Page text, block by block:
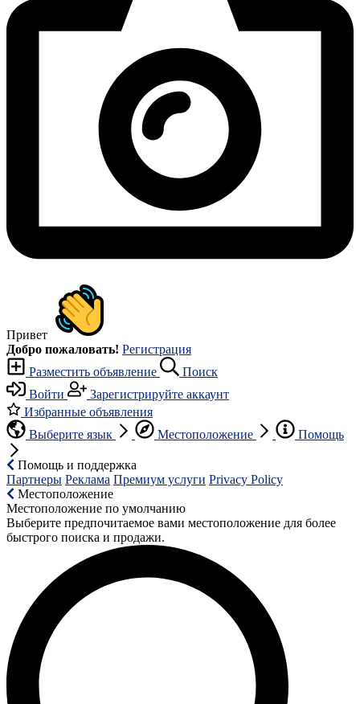
Привет
Добро пожаловать! Регистрация
Разместить объявление
Поиск
Войти
Зарегистрируйте аккаунт
Избранные объявления
Выберите язык
Местоположение Помощь
Помощь и поддержка
Партнеры Реклама Премиум услуги Privacy Policy
Местоположение
Местоположение по умолчанию
Выберите предпочитаемое вами местоположение для более
быстрого поиска и продажи.